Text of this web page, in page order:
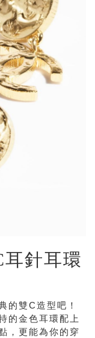
針耳環
的雙C造型吧！
的金色耳環配上
，更能為你的穿